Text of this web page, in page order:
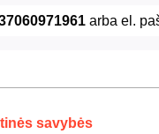
arba el.
savybės